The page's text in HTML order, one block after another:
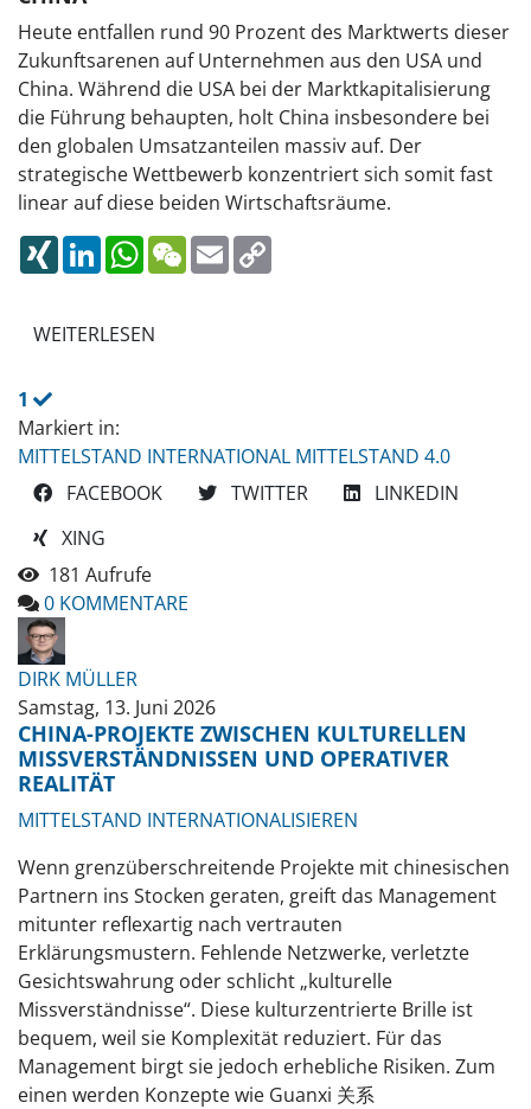
Heute entfallen rund 90 Prozent des Marktwerts dieser
Zukunftsarenen auf Unternehmen aus den USA und
China. Während die USA bei der Marktkapitalisierung
die Führung behaupten, holt China insbesondere bei
den globalen Umsatzanteilen massiv auf. Der
strategische Wettbewerb konzentriert sich somit fast
linear auf diese beiden Wirtschaftsräume.
XINGLINKEDINWHATSAPP
WECHAT
EMAIL
WEITERLESEN
1
Markiert in:
MITTELSTAND INTERNATIONAL MITTELSTAND 4.0
FACEBOOK
TWITTER
LINKEDIN
XING
181 Aufrufe
0 KOMMENTARE
DIRK MÜLLER
Samstag, 13. Juni 2026
CHINA-PROJEKTE ZWISCHEN KULTURELLEN
MISSVERSTÄNDNISSEN UND OPERATIVER
REALITÄT
MITTELSTAND INTERNATIONALISIEREN
Wenn grenzüberschreitende Projekte mit chinesischen
Partnern ins Stocken geraten, greift das Management
mitunter reflexartig nach vertrauten
Erklärungsmustern. Fehlende Netzwerke, verletzte
Gesichtswahrung oder schlicht „kulturelle
Missverständnisse“. Diese kulturzentrierte Brille ist
bequem, weil sie Komplexität reduziert. Für das
Management birgt sie jedoch erhebliche Risiken. Zum
einen werden Konzepte wie Guanxi 关系